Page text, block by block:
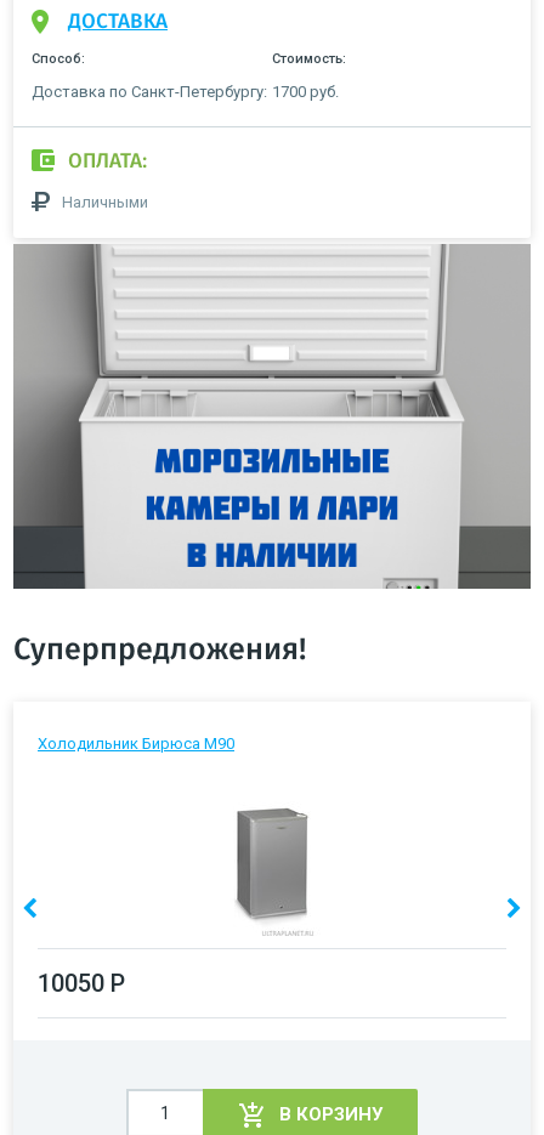
ДОСТАВКА
Способ: Стоимость:
Доставка по Санкт-Петербургу: 1700 руб.
ОПЛАТА:
Наличными
Суперпредложения!
Холодильник Бирюса М90
10050 Р
В КОРЗИНУ